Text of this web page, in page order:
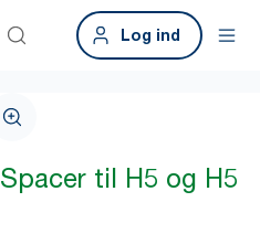
Log ind
Spacer til H5 og H5